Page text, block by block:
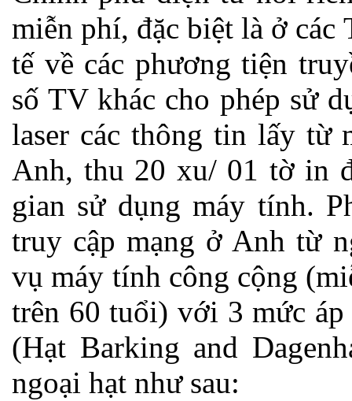
miễn phí, đặc biệt là ở các
tế về các phương tiện
số TV khác cho phép sử
laser các thông tin lấy từ
Anh, thu 20 xu/ 01 tờ in
gian sử dụng máy tính.
truy cập mạng ở Anh từ
vụ máy tính công cộng
trên 60 tuổi) với 3 mức
(Hạt Barking and
ngoại hạt như sau: